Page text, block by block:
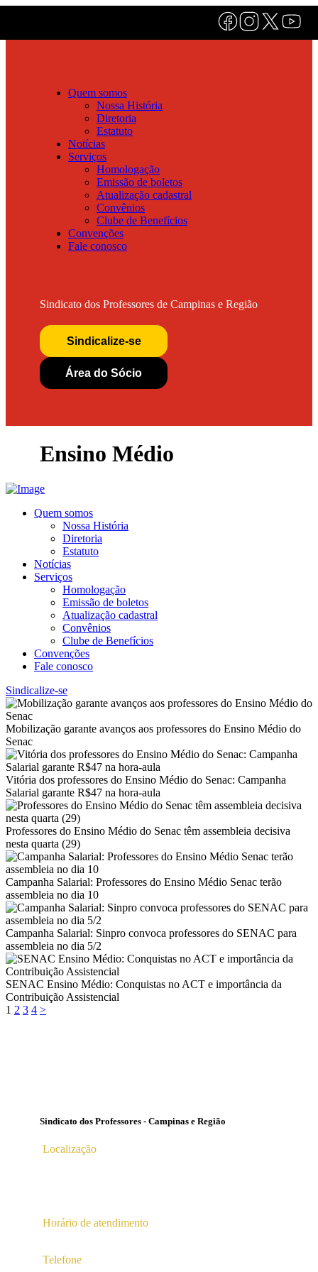
Quem somos
Nossa História
Diretoria
Estatuto
Notícias
Serviços
Homologação
Emissão de boletos
Atualização cadastral
Convênios
Clube de Benefícios
Convenções
Fale conosco
Sindicato dos Professores de Campinas e Região
Sindicalize-se
Área do Sócio
Ensino Médio
Quem somos
Nossa História
Diretoria
Estatuto
Notícias
Serviços
Homologação
Emissão de boletos
Atualização cadastral
Convênios
Clube de Benefícios
Convenções
Fale conosco
Sindicalize-se
Mobilização garante avanços aos professores do Ensino Médio do
Senac
Vitória dos professores do Ensino Médio do Senac: Campanha
Salarial garante R$47 na hora-aula
Professores do Ensino Médio do Senac têm assembleia decisiva
nesta quarta (29)
Campanha Salarial: Professores do Ensino Médio Senac terão
assembleia no dia 10
Campanha Salarial: Sinpro convoca professores do SENAC para
assembleia no dia 5/2
SENAC Ensino Médio: Conquistas no ACT e importância da
Contribuição Assistencial
Paginação
Page
1 Page
2 Page
3 Page
4 >
Sindicato dos Professores - Campinas e Região
Localização
Horário de atendimento
Telefone